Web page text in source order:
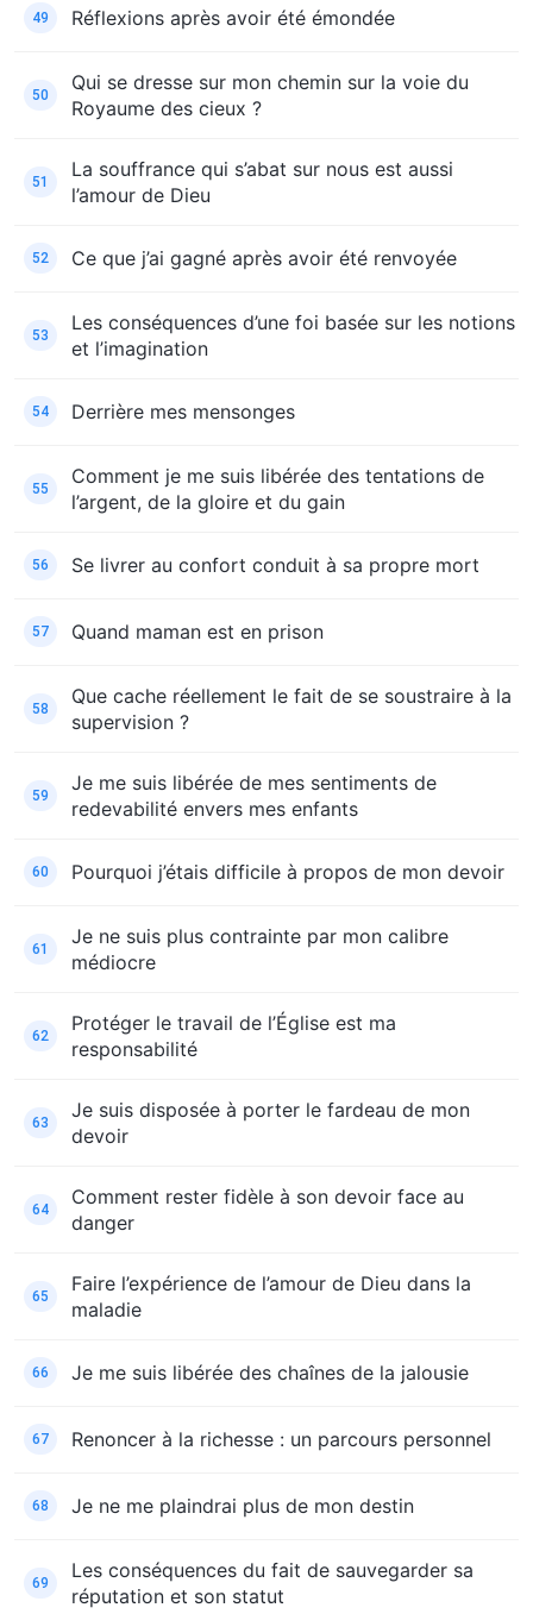
49 Réflexions après avoir été émondée
50
Qui se dresse sur mon chemin sur la voie du
Royaume des cieux ?
51
La souffrance qui s’abat sur nous est aussi
l’amour de Dieu
52 Ce que j’ai gagné après avoir été renvoyée
53
Les conséquences d’une foi basée sur les notions
et l’imagination
54 Derrière mes mensonges
55
Comment je me suis libérée des tentations de
l’argent, de la gloire et du gain
56 Se livrer au confort conduit à sa propre mort
57 Quand maman est en prison
58
Que cache réellement le fait de se soustraire à la
supervision ?
59
Je me suis libérée de mes sentiments de
redevabilité envers mes enfants
60 Pourquoi j’étais difficile à propos de mon devoir
61
Je ne suis plus contrainte par mon calibre
médiocre
62
Protéger le travail de l’Église est ma
responsabilité
63
Je suis disposée à porter le fardeau de mon
devoir
64
Comment rester fidèle à son devoir face au
danger
65
Faire l’expérience de l’amour de Dieu dans la
maladie
66 Je me suis libérée des chaînes de la jalousie
67 Renoncer à la richesse : un parcours personnel
68 Je ne me plaindrai plus de mon destin
69
Les conséquences du fait de sauvegarder sa
réputation et son statut